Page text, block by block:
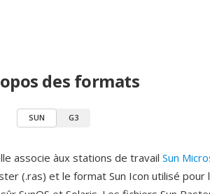
des formats
SUN G3
associe àux stations de travail Sun
(.ras) et le format Sun Icon utilisé pour